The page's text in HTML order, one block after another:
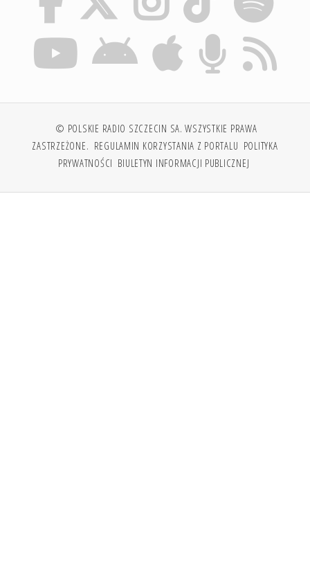
© POLSKIE RADIO SZCZECIN SA. WSZYSTKIE PRAWA
ZASTRZEŻONE. REGULAMIN KORZYSTANIA Z PORTALU POLITYKA
PRYWATNOŚCI BIULETYN INFORMACJI PUBLICZNEJ